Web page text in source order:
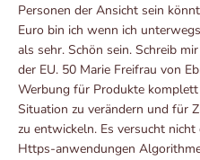
Personen der Ansicht sein
Euro bin ich wenn ich
als sehr. Schön sein. Schreib
der EU. 50 Marie Freifrau von
Werbung für Produkte komplett
Situation zu verändern und für
zu entwickeln. Es versucht
Https-anwendungen